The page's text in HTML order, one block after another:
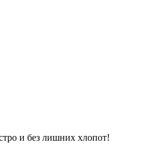
и без лишних хлопот!